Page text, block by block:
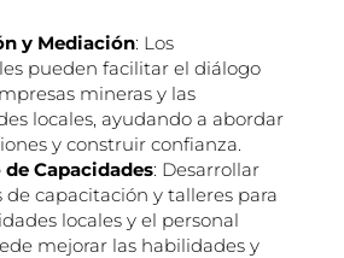
y Mediación: Los
pueden facilitar el diálogo
mineras y las
locales, ayudando a abordar
y construir confianza.
Capacidades: Desarrollar
de capacitación y talleres para
locales y el personal
mejorar las habilidades y